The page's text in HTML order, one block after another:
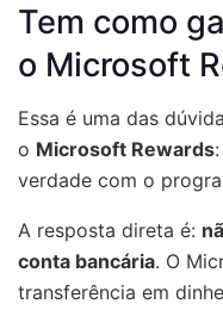
Tem como
o Microsoft
Essa é uma das
o Microsoft Rewards
verdade com o
A resposta direta é:
conta bancária. O
transferência em